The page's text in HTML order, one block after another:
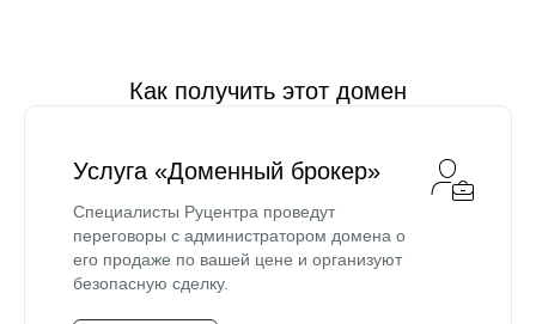
Как получить этот домен
Услуга «Доменный брокер»
Специалисты Руцентра проведут
переговоры с администратором домена о
его продаже по вашей цене и организуют
безопасную сделку.